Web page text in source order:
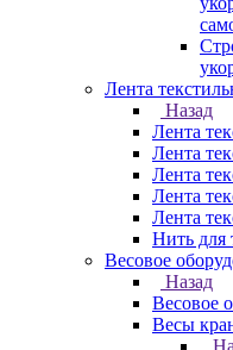
Лента
Назад
Лента
Лента
Лента
Лента
Лента
Нить для
Весовое
Назад
Весовое
Весы